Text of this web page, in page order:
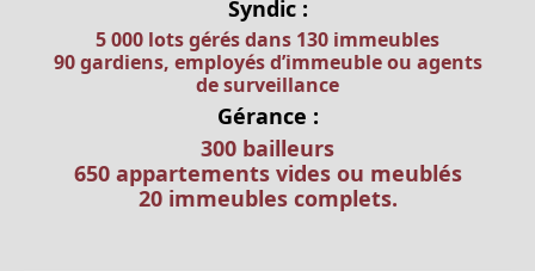
Syndic :
5 000 lots gérés dans 130 immeubles
90 gardiens, employés d’immeuble ou agents
de surveillance
Gérance :
300 bailleurs
650 appartements vides ou meublés
20 immeubles complets.